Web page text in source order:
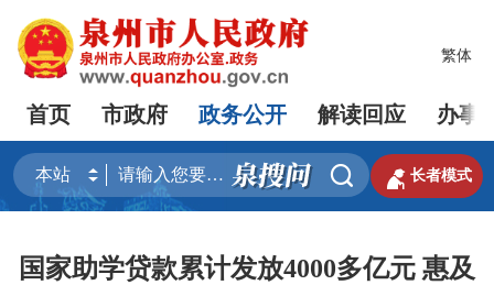
繁体
首页 市政府 政务公开 解读回应 办事
  长者模式
国家助学贷款累计发放4000多亿元 惠及